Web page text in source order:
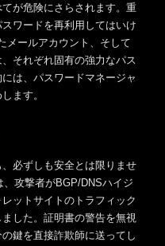
が危険にさらされます。重
ワードを再利用してはいけ
メールアカウント、そして
それぞれ固有の強力なパス
は、パスワードマネージャ
ます。
必ずしも安全とは限りませ
攻撃者がBGP/DNSハイジ
ットサイトのトラフィック
した。証明書の警告を無視
鍵を直接詐欺師に送ってし